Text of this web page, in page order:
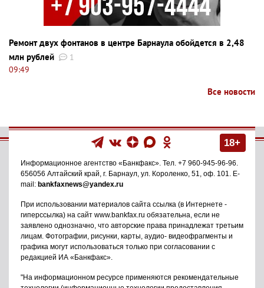
Ремонт двух фонтанов в центре Барнаула обойдется в 2,48
млн рублей
1
09:49
Все новости
18+
Информационное агентство «Банкфакс» . Тел. +7 960-945-96-96
656056 Алтайский край, г. Барнаул ул. Короленко, 51, оф. 101
. E-
mail: bankfaxnews@yandex.ru
При использовании материалов сайта ссылка (в Интернете -
гиперссылка) на сайт www.bankfax.ru обязательна, если не
заявлено однозначно, что авторские права принадлежат третьим
лицам. Фотографии, рисунки, карты, аудио- видеофрагменты и
графика могут использоваться только при согласовании с
редакцией ИА «Банкфакс».
"На информационном ресурсе применяются рекомендательные